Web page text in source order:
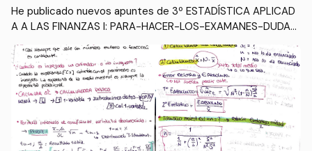
He publicado nuevos apuntes de 3º ESTADÍSTICA APLICAD
A A LAS FINANZAS I: PARA-HACER-LOS-EXAMANES-DUDAS
-resultas.pdf